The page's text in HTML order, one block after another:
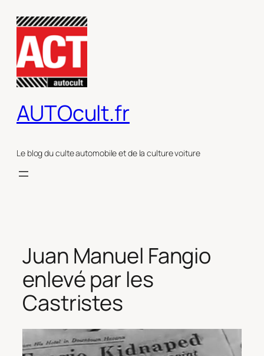
contenu
AUTOcult.fr
Le blog du culte automobile et de la culture voiture
Juan Manuel Fangio
enlevé par les
Castristes